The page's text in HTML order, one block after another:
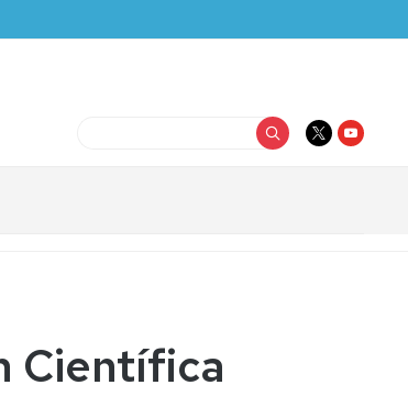
Científica